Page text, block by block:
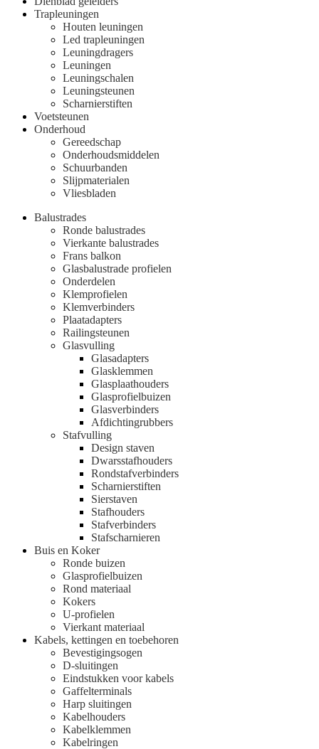
Trapleuningen
Houten leuningen
Led trapleuningen
Leuningdragers
Leuningen
Leuningschalen
Leuningsteunen
Scharnierstiften
Voetsteunen
Onderhoud
Gereedschap
Onderhoudsmiddelen
Schuurbanden
Slijpmaterialen
Vliesbladen
Balustrades
Ronde balustrades
Vierkante balustrades
Frans balkon
Glasbalustrade profielen
Onderdelen
Klemprofielen
Klemverbinders
Plaatadapters
Railingsteunen
Glasvulling
Glasadapters
Glasklemmen
Glasplaathouders
Glasprofielbuizen
Glasverbinders
Afdichtingrubbers
Stafvulling
Design staven
Dwarsstafhouders
Rondstafverbinders
Scharnierstiften
Sierstaven
Stafhouders
Stafverbinders
Stafscharnieren
Buis en Koker
Ronde buizen
Glasprofielbuizen
Rond materiaal
Kokers
U-profielen
Vierkant materiaal
Kabels, kettingen en toebehoren
Bevestigingsogen
D-sluitingen
Eindstukken voor kabels
Gaffelterminals
Harp sluitingen
Kabelhouders
Kabelklemmen
Kabelringen